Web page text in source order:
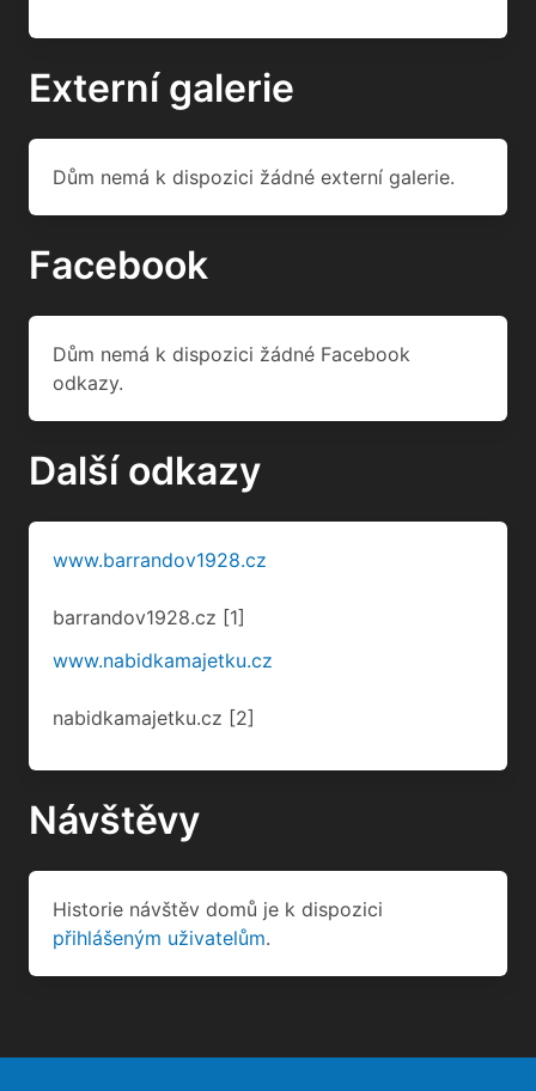
Externí galerie
Dům nemá k dispozici žádné externí galerie.
Facebook
Dům nemá k dispozici žádné Facebook
odkazy.
Další odkazy
www.barrandov1928.cz
barrandov1928.cz [1]
www.nabidkamajetku.cz
nabidkamajetku.cz [2]
Návštěvy
Historie návštěv domů je k dispozici
přihlášeným uživatelům.